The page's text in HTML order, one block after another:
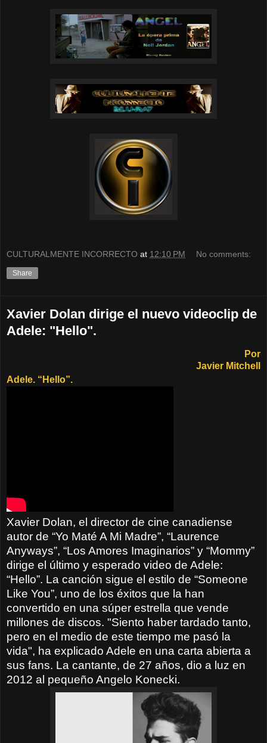
CULTURALMENTE INCORRECTO at 12:10 PM No comments:
Share
Xavier Dolan dirige el nuevo videoclip de
Adele: "Hello".
Por
Javier Mitchell
Adele. “Hello”.
Xavier Dolan, el director de cine canadiense
autor de “Yo Maté A Mi Madre”, “Laurence
Anyways”, “Los Amores Imaginarios” y “Mommy”
dirige el último y esperado video de Adele:
“Hello”. La canción sigue el estilo de “Someone
Like You”, uno de los éxitos que la han
convertido en una súper estrella que vende
millones de discos. "Siento haber tardado tanto,
pero en el medio de este tiempo me pasó la
vida", ha explicado Adele en una carta abierta a
sus fans. La cantante, de 27 años, dio a luz en
2012 al pequeño Angelo Konecki.